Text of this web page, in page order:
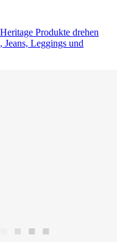
Produkte drehen
Leggings und